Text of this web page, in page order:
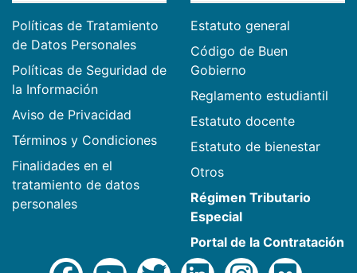
Políticas de Tratamiento
de Datos Personales
Políticas de Seguridad de
la Información
Aviso de Privacidad
Términos y Condiciones
Finalidades en el
tratamiento de datos
personales
Estatuto general
Código de Buen
Gobierno
Reglamento estudiantil
Estatuto docente
Estatuto de bienestar
Otros
Régimen Tributario
Especial
Portal de la Contratación